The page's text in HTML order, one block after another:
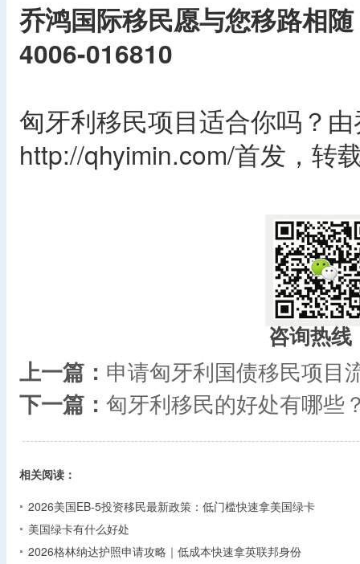
乔鸿国际移民愿与您移路相
4006-016810
匈牙利移民项目适合你吗？
http://qhyimin.com/首发，转
咨询热线
上一篇： 申请匈牙利国债移民项目
下一篇： 匈牙利移民的好处有哪些
相关阅读：
2026美国EB-5投资移民最新政策：低门槛快速拿美国绿卡
美国绿卡有什么好处
2026格林纳达护照申请攻略｜低成本快速拿英联邦身份